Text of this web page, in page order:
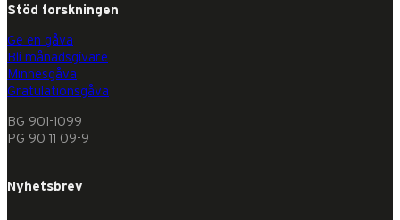
Stöd forskningen
Ge en gåva
Bli månadsgivare
Minnesgåva
Gratulationsgåva
BG 901-1099
PG 90 11 09-9
Nyhetsbrev